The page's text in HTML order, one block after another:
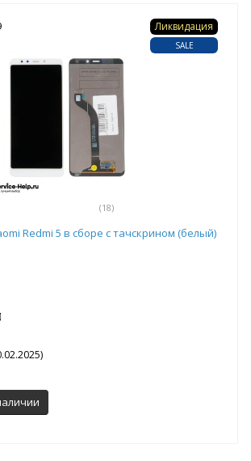
(18)
Ликвидация
SALE
Redmi 5 в сборе с тачскрином (белый)